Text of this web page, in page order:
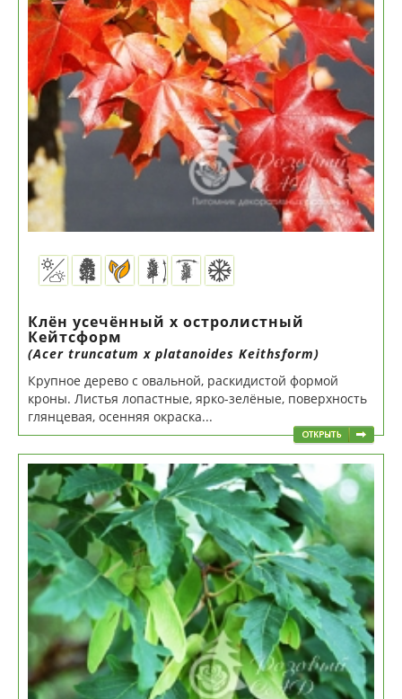
Клён усечённый x остролистный
Кейтсформ
(Acer truncatum x platanoides Keithsform)
Крупное дерево с овальной, раскидистой формой
кроны. Листья лопастные, ярко-зелёные, поверхность
глянцевая, осенняя окраска...